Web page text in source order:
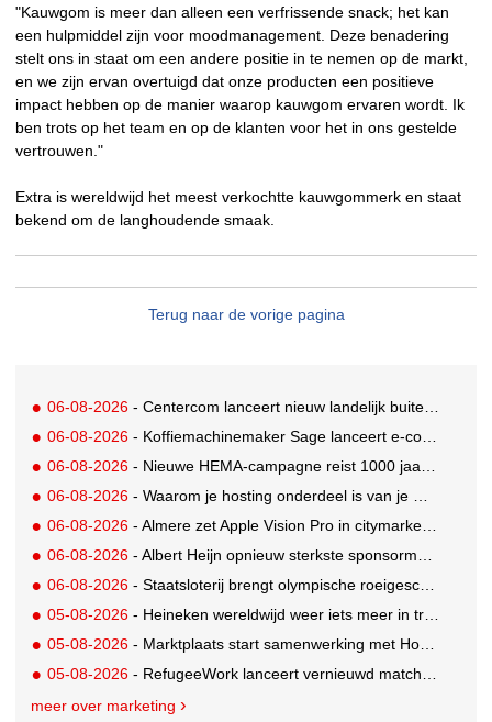
"Kauwgom is meer dan alleen een verfrissende snack; het kan
een hulpmiddel zijn voor moodmanagement. Deze benadering
stelt ons in staat om een andere positie in te nemen op de markt,
en we zijn ervan overtuigd dat onze producten een positieve
impact hebben op de manier waarop kauwgom ervaren wordt. Ik
ben trots op het team en op de klanten voor het in ons gestelde
vertrouwen."
Extra is wereldwijd het meest verkochtte kauwgommerk en staat
bekend om de langhoudende smaak.
Terug naar de vorige pagina
06-08-2026 - Centercom lanceert nieuw landelijk buitereclamenetwerk: City Cubes
06-08-2026 - Koffiemachinemaker Sage lanceert e-commerceplatform voor koffieliefhebbers
06-08-2026 - Nieuwe HEMA-campagne reist 1000 jaar terug in de tijd naar 'Hemastein'
06-08-2026 - Waarom je hosting onderdeel is van je merkstrategie
06-08-2026 - Almere zet Apple Vision Pro in citymarketing
06-08-2026 - Albert Heijn opnieuw sterkste sponsormerk, PostNL daalt
06-08-2026 - Staatsloterij brengt olympische roeigeschiedenis tot leven voor WK Roeien
05-08-2026 - Heineken wereldwijd weer iets meer in trek
05-08-2026 - Marktplaats start samenwerking met House of Cars
05-08-2026 - RefugeeWork lanceert vernieuwd matchingplatform voor nieuwkomers en werkgevers
meer over marketing